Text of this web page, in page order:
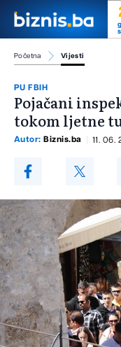
Početna Vijesti
PU FBIH
Pojačani
tokom ljetne
Autor: Biznis.ba 11. 06.